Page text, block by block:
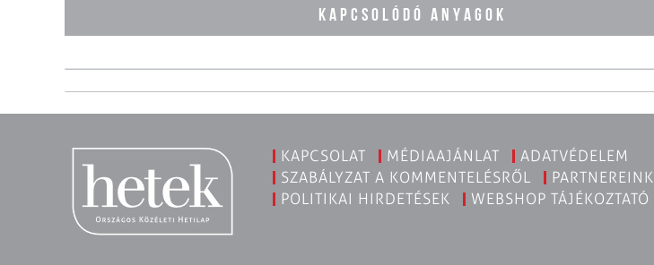
KAPCSOLÓDÓ ANYAGOK
KAPCSOLAT MÉDIAAJÁNLAT
ADATVÉDELEM
SZABÁLYZAT A KOMMENTELÉSRŐL
PARTNEREINK
POLITIKAI HIRDETÉSEK
WEBSHOP TÁJÉKOZTATÓ